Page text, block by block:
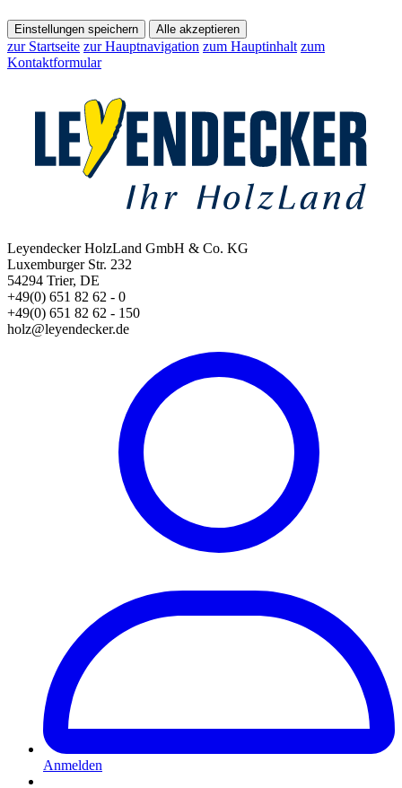
Einstellungen speichern Alle akzeptieren
zur Startseite zur Hauptnavigation zum Hauptinhalt zum
Kontaktformular
Leyendecker HolzLand GmbH & Co. KG
Luxemburger Str. 232
54294 Trier, DE
+49(0) 651 82 62 - 0
+49(0) 651 82 62 - 150
holz@leyendecker.de
Anmelden